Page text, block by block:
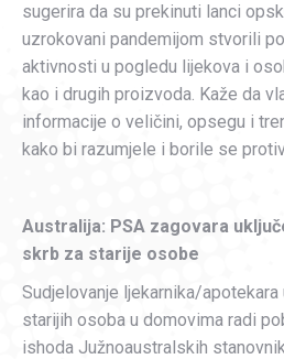
sugerira da su prekinuti lanci
uzrokovani pandemijom stvorili
aktivnosti u pogledu lijekova i
kao i drugih proizvoda. Kaže da
informacije o veličini, opsegu i
kako bi razumjele i borile se
Australija: PSA zagovara
skrb za starije osobe
Sudjelovanje ljekarnika/apotekara
starijih osoba u domovima radi
ishoda Južnoaustralskih